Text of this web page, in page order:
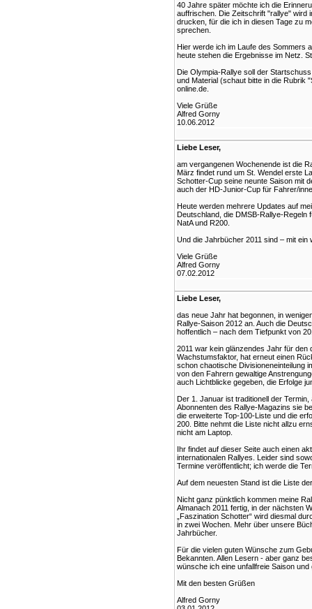
40 Jahre später möchte ich die
auffrischen. Die Zeitschrift "rallye" wird
drucken, für die ich in diesen Tage zu
sprechen.
Hier werde ich im Laufe des Sommers
heute stehen die Ergebnisse im Netz.
Die Olympia-Rallye soll der
und Material (schaut bitte in die Rubrik
online.de.
Viele Grüße
Alfred Gorny
10.06.2012
Liebe Leser,
am vergangenen Wochenende ist die
März findet rund um St. Wendel erste
Schotter-Cup seine neunte Saison mit
auch der HD-Junior-Cup für Fahrer/
Heute werden mehrere Updates auf
Deutschland, die DMSB-Rallye-Regeln
NatA und R200.
Und die Jahrbücher 2011 sind – mit ein
Viele Grüße
Alfred Gorny
07.02.2012
Liebe Leser,
das neue Jahr hat begonnen, in
Rallye-Saison 2012 an. Auch die
hoffentlich – nach dem Tiefpunkt von
2011 war kein glänzendes Jahr für
Wachstumsfaktor, hat erneut einen
schon chaotische Divisioneneinteilung
von den Fahrern gewaltige
auch Lichtblicke gegeben, die Erfolge
Der 1. Januar ist traditionell der
Abonnenten des Rallye-Magazins sie
die erweiterte Top-100-Liste und die
200. Bitte nehmt die Liste nicht allzu
nicht am Laptop.
Ihr findet auf dieser Seite auch einen
internationalen Rallyes. Leider sind
Termine veröffentlicht; ich werde die
Auf dem neuesten Stand ist die Liste
Nicht ganz pünktlich kommen meine
Almanach 2011 fertig, in der nächsten
„Faszination Schotter“ wird diesmal
in zwei Wochen. Mehr über unsere
Jahrbücher.
Für die vielen guten Wünsche zum
Bekannten. Allen Lesern - aber ganz
wünsche ich eine unfallfreie Saison und
Mit den besten Grüßen
Alfred Gorny